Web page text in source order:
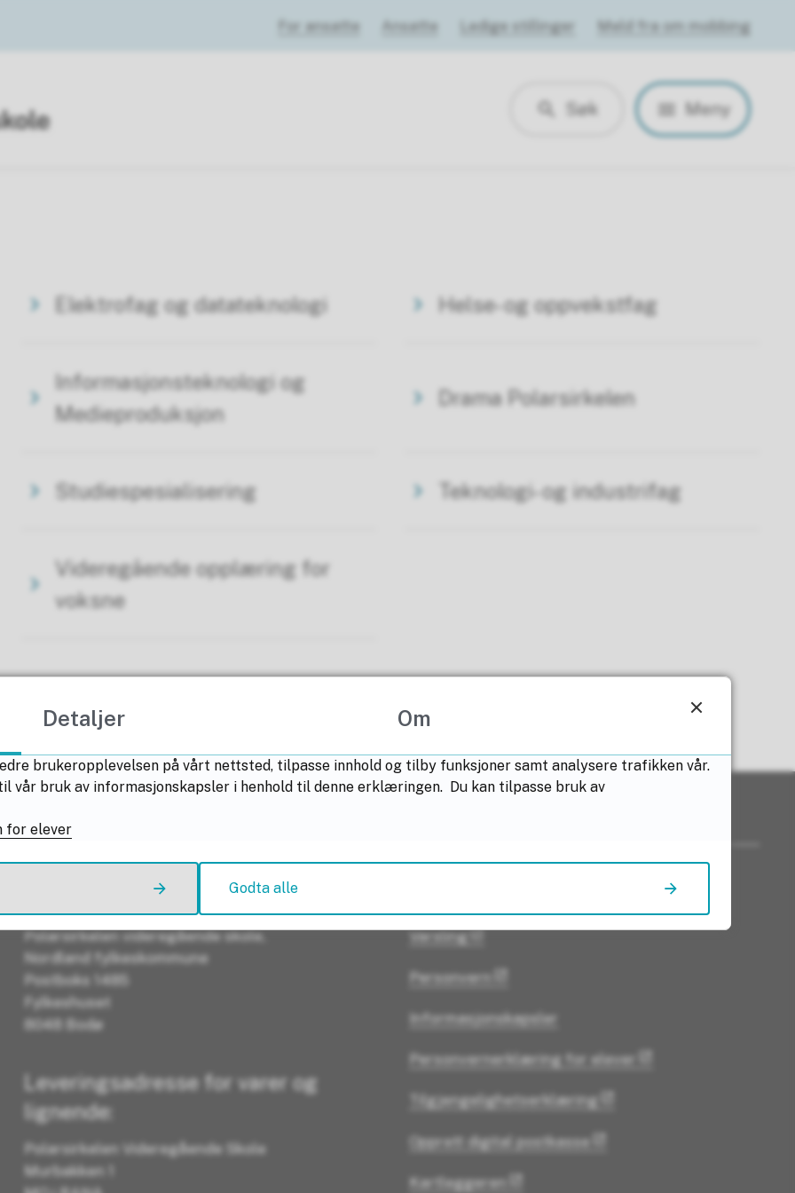
For ansatte Ansatte Ledige stillinger Meld fra om mobbing
Søk Meny
Elektrofag og datateknologi Helse- og oppvekstfag
Informasjonsteknologi og
Medieproduksjon
Drama Polarsirkelen
Studiespesialisering Teknologi- og industrifag
Videregående opplæring for
voksne
Ja Nei
Adresser
Polarsirkelen videregående skole,
Nordland fylkeskommune
Postboks 1485
Fylkeshuset
8048 Bodø
Leveringsadresse for varer og
lignende:
Polarsirkelen Videregående Skole
Murbakken 1
Varsling
Personvern
Informasjonskapsler
Personvernerklæring for elever
Tilgjengelighetserklæring
Opprett digital postkasse
Kartleggeren
Detaljer Om
brukeropplevelsen på vårt nettsted, tilpasse innhold og tilby funksjoner samt analysere trafikken vår.
vår bruk av informasjonskapsler i henhold til denne erklæringen. Du kan tilpasse bruk av
for elever
Godta alle